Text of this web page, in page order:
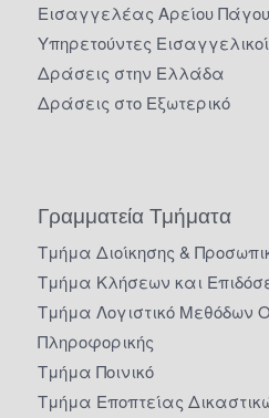
Εισαγγελέας Αρείου Πάγου
Υπηρετούντες
Δράσεις στην Ελλάδα
Δράσεις στο Εξωτερικό
Γραμματεία Τμήματα
Τμήμα Διοίκησης &
Τμήμα Κλήσεων και
Τμήμα Λογιστικό Μεθόδων
Πληροφορικής
Τμήμα Ποινικό
Τμήμα Εποπτείας